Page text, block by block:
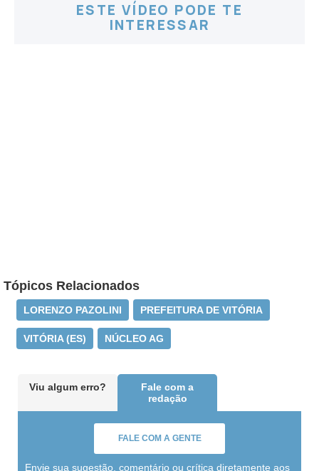
ESTE VÍDEO PODE TE
INTERESSAR
Tópicos Relacionados
LORENZO PAZOLINI PREFEITURA DE VITÓRIA
VITÓRIA (ES) NÚCLEO AG
Viu algum erro?
Fale com a
redação
FALE COM A GENTE
Envie sua sugestão, comentário ou crítica diretamente aos